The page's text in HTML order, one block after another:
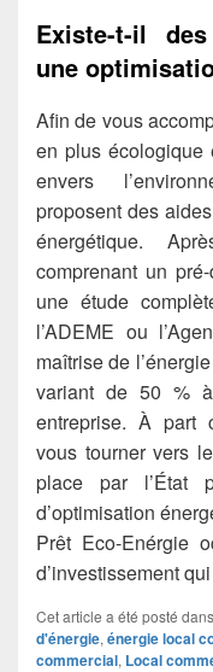
Existe-t-il
une
Afin de vous
en plus écologique
envers
proposent des
énergétique.
comprenant un
une étude
l’ADEME ou
maîtrise de
variant de 50 %
entreprise. À part
vous tourner vers
place par l’État
d’optimisation
Prêt Eco-Enérgie
d’investissement
Cet article a été posté dans
d'énergie, énergie local
commercial, Local